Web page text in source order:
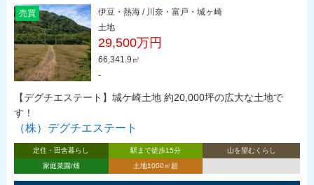
売買
伊豆・熱海 / 川奈・富戸・城ヶ崎
土地
29,500万円
66,341.9㎡
-
【デグチエステート】城ケ崎土地 約20,000坪の広大な土地で
す！
（株）デグチエステート
定住・田舎暮らし 駅まで徒歩15分
山を望むくらし
家庭菜園/畑
土地1000㎡超